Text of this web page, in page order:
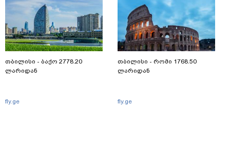
თბილისი - ბაქო 2778.20
ლარიდან
fly.ge
თბილისი - რომი 1768.50
ლარიდან
fly.ge